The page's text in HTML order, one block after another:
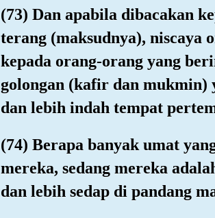
(73) Dan apabila dibacakan
terang (maksudnya), niscaya
kepada orang-orang yang
golongan (kafir dan mukmin)
dan lebih indah tempat
(74) Berapa banyak umat
mereka, sedang mereka
dan lebih sedap di pandang